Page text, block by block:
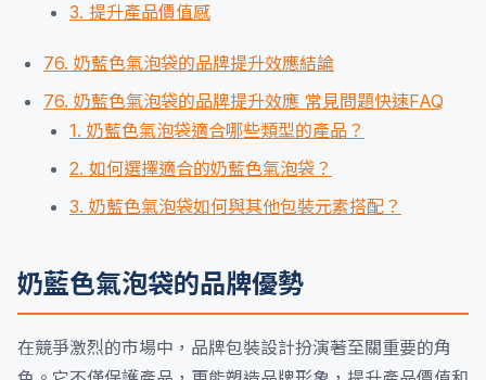
3. 提升產品價值感
76. 奶藍色氣泡袋的品牌提升效應結論
76. 奶藍色氣泡袋的品牌提升效應 常見問題快速FAQ
1. 奶藍色氣泡袋適合哪些類型的產品？
2. 如何選擇適合的奶藍色氣泡袋？
3. 奶藍色氣泡袋如何與其他包裝元素搭配？
奶藍色氣泡袋的品牌優勢
在競爭激烈的市場中，品牌包裝設計扮演著至關重要的角